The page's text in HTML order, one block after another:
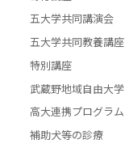
五大学共同講演会
五大学共同教養講座
特別講座
武蔵野地域自由大学
高大連携プログラム
補助犬等の診療